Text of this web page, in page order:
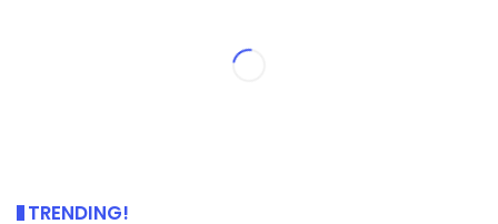
TRENDING!